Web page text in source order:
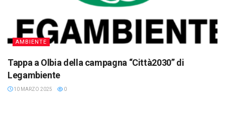
AMBIENTE
Tappa a Olbia della campagna “Città2030” di
Legambiente
10 MARZO 2025 0